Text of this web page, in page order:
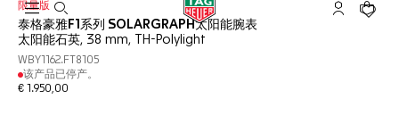
打开搜索 My TAG您的
限量版
泰格豪雅F1系列 SOLARGRAPH太阳能腕表
太阳能石英, 38 mm, TH-Polylight
WBY1162.FT8105
该产品已停产。
€ 1.950,00